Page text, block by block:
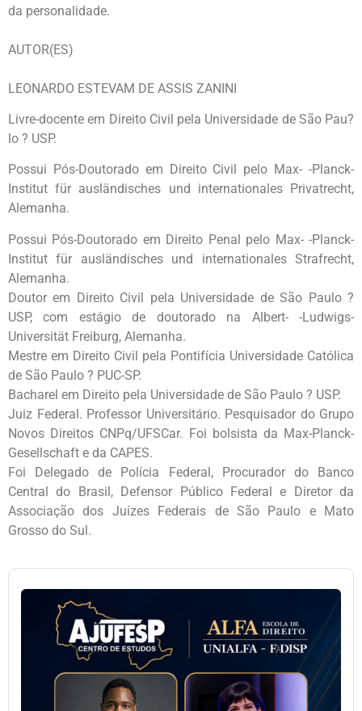
da personalidade.
AUTOR(ES)
LEONARDO ESTEVAM DE ASSIS ZANINI
Livre-docente em Direito Civil pela Universidade de São Pau?
lo ? USP.
Possui Pós-Doutorado em Direito Civil pelo Max- -Planck-
Institut für ausländisches und internationales Privatrecht,
Alemanha.
Possui Pós-Doutorado em Direito Penal pelo Max- -Planck-
Institut für ausländisches und internationales Strafrecht,
Alemanha.
Doutor em Direito Civil pela Universidade de São Paulo ?
USP, com estágio de doutorado na Albert- -Ludwigs-
Universität Freiburg, Alemanha.
Mestre em Direito Civil pela Pontifícia Universidade Católica
de São Paulo ? PUC-SP.
Bacharel em Direito pela Universidade de São Paulo ? USP.
Juiz Federal. Professor Universitário. Pesquisador do Grupo
Novos Direitos CNPq/UFSCar. Foi bolsista da Max-Planck-
Gesellschaft e da CAPES.
Foi Delegado de Polícia Federal, Procurador do Banco
Central do Brasil, Defensor Público Federal e Diretor da
Associação dos Juízes Federais de São Paulo e Mato
Grosso do Sul.